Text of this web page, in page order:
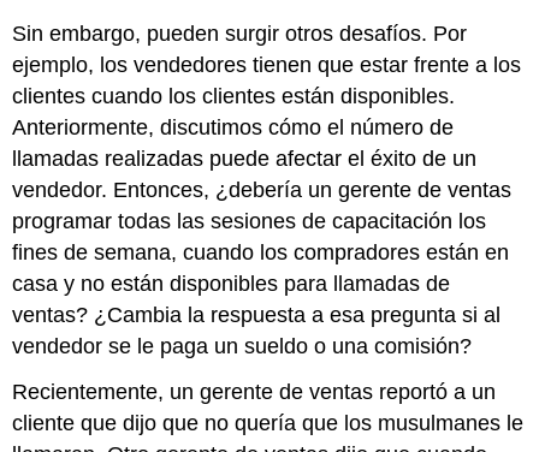
Sin embargo, pueden surgir otros desafíos. Por
ejemplo, los vendedores tienen que estar frente a los
clientes cuando los clientes están disponibles.
Anteriormente, discutimos cómo el número de
llamadas realizadas puede afectar el éxito de un
vendedor. Entonces, ¿debería un gerente de ventas
programar todas las sesiones de capacitación los
fines de semana, cuando los compradores están en
casa y no están disponibles para llamadas de
ventas? ¿Cambia la respuesta a esa pregunta si al
vendedor se le paga un sueldo o una comisión?
Recientemente, un gerente de ventas reportó a un
cliente que dijo que no quería que los musulmanes le